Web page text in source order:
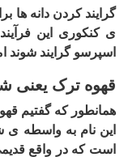
گرایند کردن دانه
ی کنکوری این
اسپرسو گرایند شوند
قهوه ترک یعنی
همانطور که گفتیم
این نام به واسطه
است که در واقع